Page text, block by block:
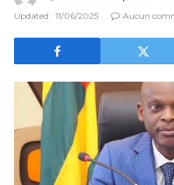
Updated: 11/06/2025 Aucun